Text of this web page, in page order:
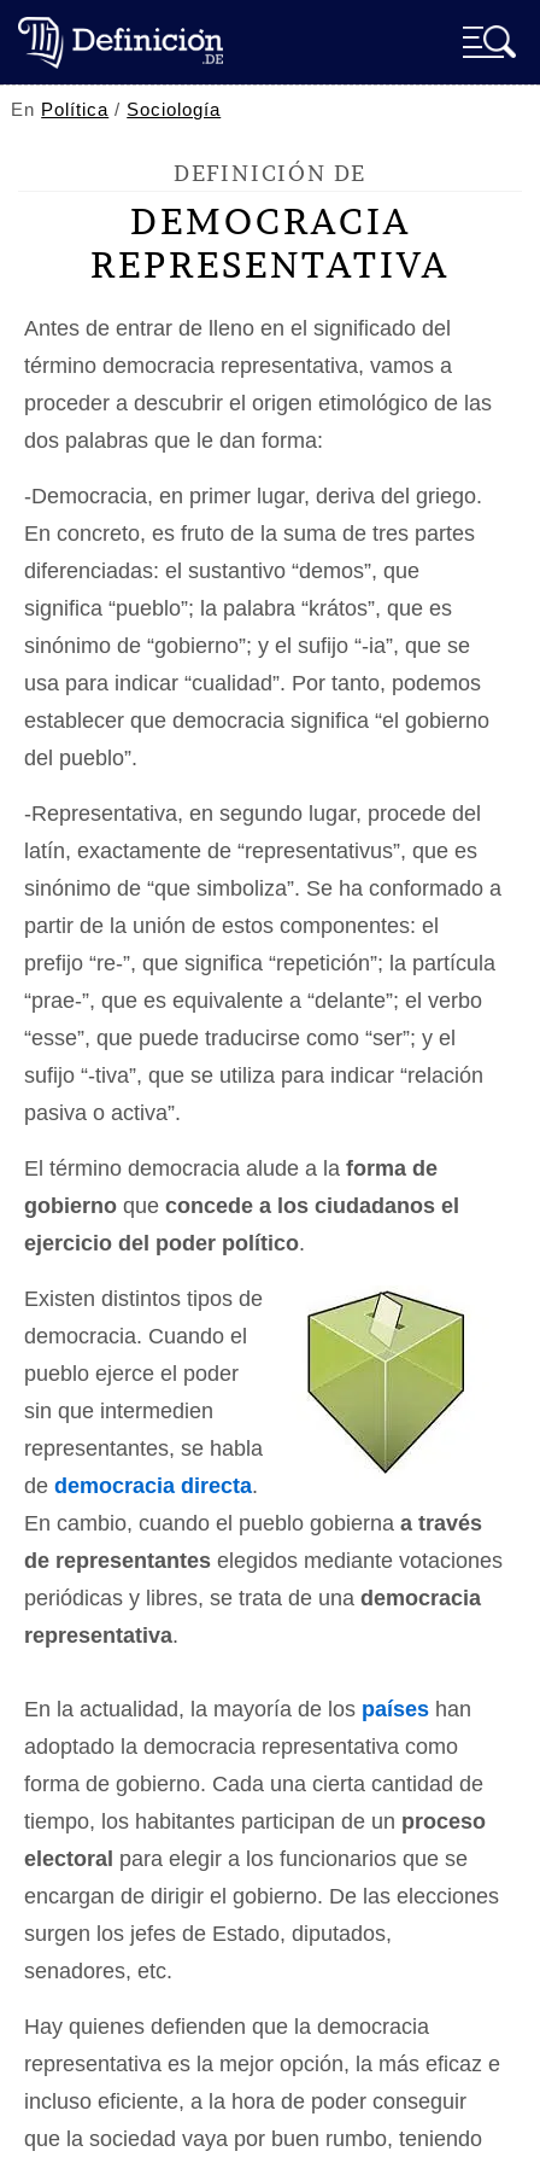
En Política / Sociología
DEFINICIÓN DE
DEMOCRACIA
REPRESENTATIVA
Antes de entrar de lleno en el significado del
término democracia representativa, vamos a
proceder a descubrir el origen etimológico de las
dos palabras que le dan forma:
-Democracia, en primer lugar, deriva del griego.
En concreto, es fruto de la suma de tres partes
diferenciadas: el sustantivo “demos”, que
significa “pueblo”; la palabra “krátos”, que es
sinónimo de “gobierno”; y el sufijo “-ia”, que se
usa para indicar “cualidad”. Por tanto, podemos
establecer que democracia significa “el gobierno
del pueblo”.
-Representativa, en segundo lugar, procede del
latín, exactamente de “representativus”, que es
sinónimo de “que simboliza”. Se ha conformado a
partir de la unión de estos componentes: el
prefijo “re-”, que significa “repetición”; la partícula
“prae-”, que es equivalente a “delante”; el verbo
“esse”, que puede traducirse como “ser”; y el
sufijo “-tiva”, que se utiliza para indicar “relación
pasiva o activa”.
El término democracia alude a la forma de
gobierno que concede a los ciudadanos el
ejercicio del poder político.
Existen distintos tipos de
democracia. Cuando el
pueblo ejerce el poder
sin que intermedien
representantes, se habla
de democracia directa.
En cambio, cuando el pueblo gobierna a través
de representantes elegidos mediante votaciones
periódicas y libres, se trata de una democracia
representativa.
En la actualidad, la mayoría de los países han
adoptado la democracia representativa como
forma de gobierno. Cada una cierta cantidad de
tiempo, los habitantes participan de un proceso
electoral para elegir a los funcionarios que se
encargan de dirigir el gobierno. De las elecciones
surgen los jefes de Estado, diputados,
senadores, etc.
Hay quienes defienden que la democracia
representativa es la mejor opción, la más eficaz e
incluso eficiente, a la hora de poder conseguir
que la sociedad vaya por buen rumbo, teniendo